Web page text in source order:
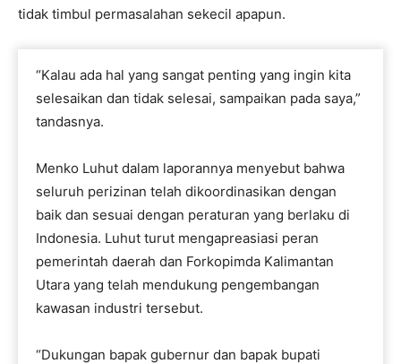
tidak timbul permasalahan sekecil apapun.
“Kalau ada hal yang sangat penting yang ingin kita
selesaikan dan tidak selesai, sampaikan pada saya,”
tandasnya.
Menko Luhut dalam laporannya menyebut bahwa
seluruh perizinan telah dikoordinasikan dengan
baik dan sesuai dengan peraturan yang berlaku di
Indonesia. Luhut turut mengapreasiasi peran
pemerintah daerah dan Forkopimda Kalimantan
Utara yang telah mendukung pengembangan
kawasan industri tersebut.
“Dukungan bapak gubernur dan bapak bupati